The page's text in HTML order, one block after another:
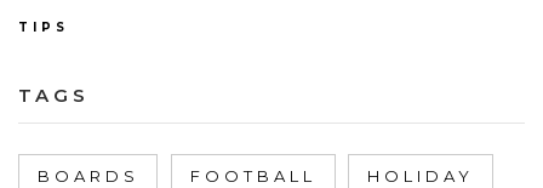
TIPS
TAGS
BOARDS FOOTBALL HOLIDAY